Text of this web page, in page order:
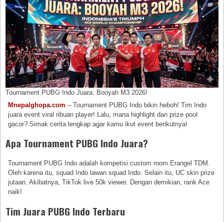
Tournament PUBG Indo Juara: Booyah M3 2026!
Mnepalghopa.com – Tournament PUBG Indo bikin heboh! Tim Indo
juara event viral ribuan player! Lalu, mana highlight dan prize pool
gacor? Simak cerita lengkap agar kamu ikut event berikutnya!
Apa Tournament PUBG Indo Juara?
Tournament PUBG Indo adalah kompetisi custom room Erangel TDM.
Oleh karena itu, squad Indo lawan squad Indo. Selain itu, UC skin prize
jutaan. Akibatnya, TikTok live 50k viewer. Dengan demikian, rank Ace
naik!
Tim Juara PUBG Indo Terbaru